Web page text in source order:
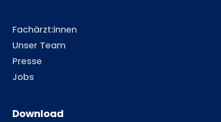
Fachärzt:innen
Unser Team
Presse
Jobs
Download